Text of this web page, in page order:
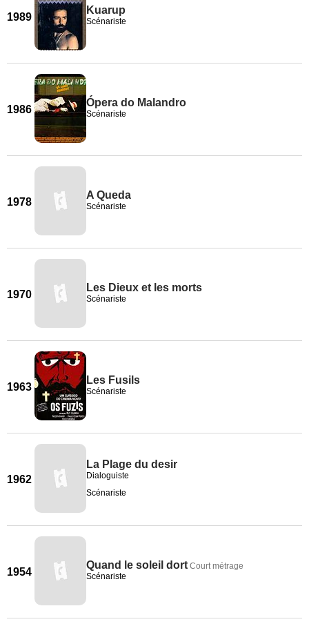
1989
Kuarup
Scénariste
1986
Ópera do Malandro
Scénariste
1978
A Queda
Scénariste
1970
Les Dieux et les morts
Scénariste
1963
Les Fusils
Scénariste
1962
La Plage du desir
Dialoguiste
Scénariste
1954
Quand le soleil dort Court métrage
Scénariste